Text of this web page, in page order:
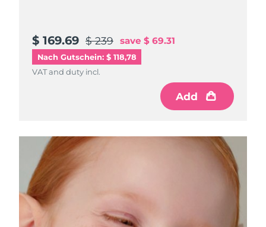
$ 169.69 $ 239 save $ 69.31
Nach Gutschein: $ 118,78
VAT and duty incl.
Add
Vereinigte Staaten Erwartete Lieferung
Usbekistan
Erwartete Lieferung 8/16/26